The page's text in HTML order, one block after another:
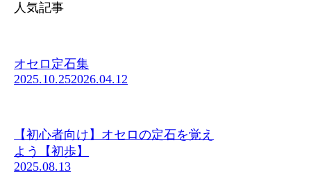
人気記事
オセロ定石集
2025.10.252026.04.12
【初心者向け】オセロの定石を覚え
よう【初歩】
2025.08.13